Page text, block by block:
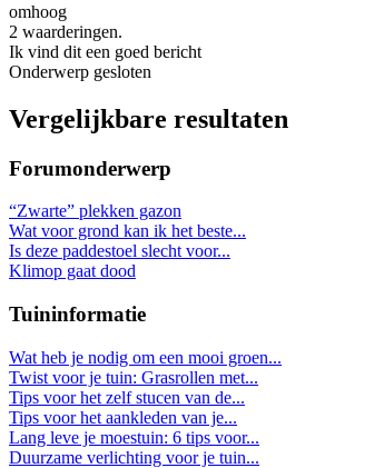
omhoog
2 waarderingen.
Ik vind dit een goed bericht
Onderwerp gesloten
Vergelijkbare resultaten
Forumonderwerp
“Zwarte” plekken gazon
Wat voor grond kan ik het beste...
Is deze paddestoel slecht voor...
Klimop gaat dood
Tuininformatie
Wat heb je nodig om een mooi groen...
Twist voor je tuin: Grasrollen met...
Tips voor het zelf stucen van de...
Tips voor het aankleden van je...
Lang leve je moestuin: 6 tips voor...
Duurzame verlichting voor je tuin...